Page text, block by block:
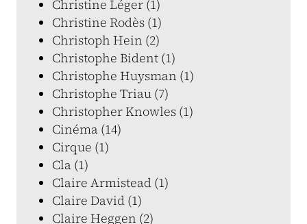
Christine Léger (1)
Christine Rodès (1)
Christoph Hein (2)
Christophe Bident (1)
Christophe Huysman (1)
Christophe Triau (7)
Christopher Knowles (1)
Cinéma (14)
Cirque (1)
Cla (1)
Claire Armistead (1)
Claire David (1)
Claire Heggen (2)